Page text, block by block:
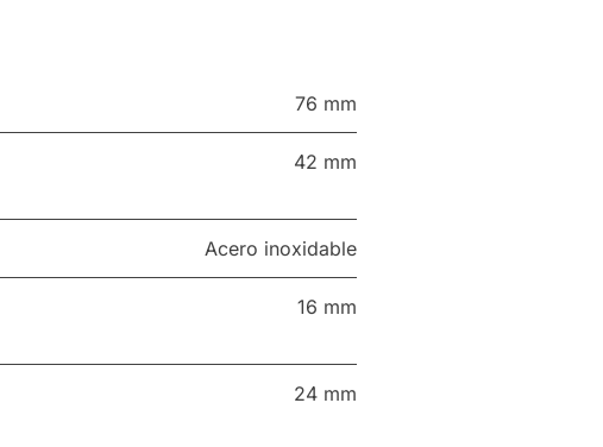
76 mm
42 mm
Acero inoxidable
16 mm
24 mm